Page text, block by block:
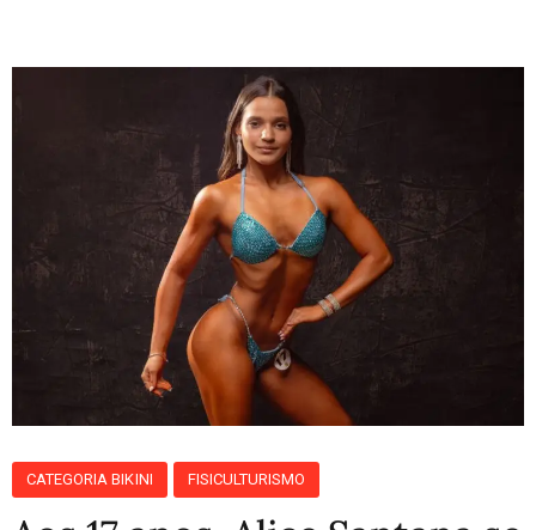
CATEGORIA BIKINI FISICULTURISMO